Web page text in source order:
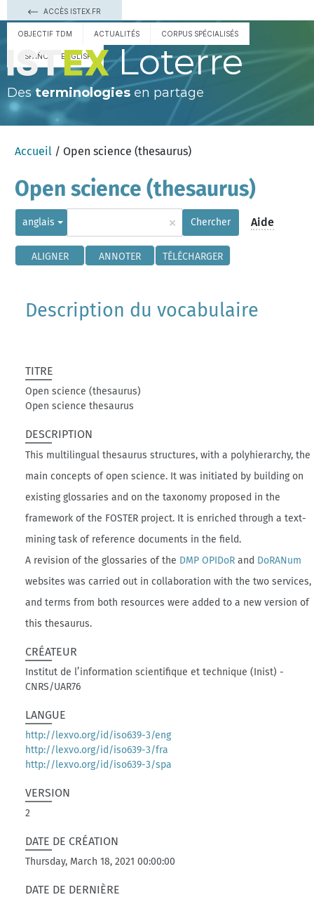
ACCÈS ISTEX.FR
OBJECTIF TDM ACTUALITÉS CORPUS SPÉCIALISÉS
ESPAÑOL ENGLISH Loterre
Des terminologies en partage
Accueil / Open science (thesaurus)
Open science (thesaurus)
anglais × Chercher Aide
ALIGNER ANNOTER TÉLÉCHARGER
Description du vocabulaire
TITRE
Open science (thesaurus)
Open science thesaurus
DESCRIPTION
This multilingual thesaurus structures, with a polyhierarchy, the
main concepts of open science. It was initiated by building on
existing glossaries and on the taxonomy proposed in the
framework of the FOSTER project. It is enriched through a text-
mining task of reference documents in the field.
A revision of the glossaries of the DMP OPIDoR and DoRANum
websites was carried out in collaboration with the two services,
and terms from both resources were added to a new version of
this thesaurus.
CRÉATEUR
Institut de l’information scientifique et technique (Inist) -
CNRS/UAR76
LANGUE
http://lexvo.org/id/iso639-3/eng
http://lexvo.org/id/iso639-3/fra
http://lexvo.org/id/iso639-3/spa
VERSION
2
DATE DE CRÉATION
Thursday, March 18, 2021 00:00:00
DATE DE DERNIÈRE